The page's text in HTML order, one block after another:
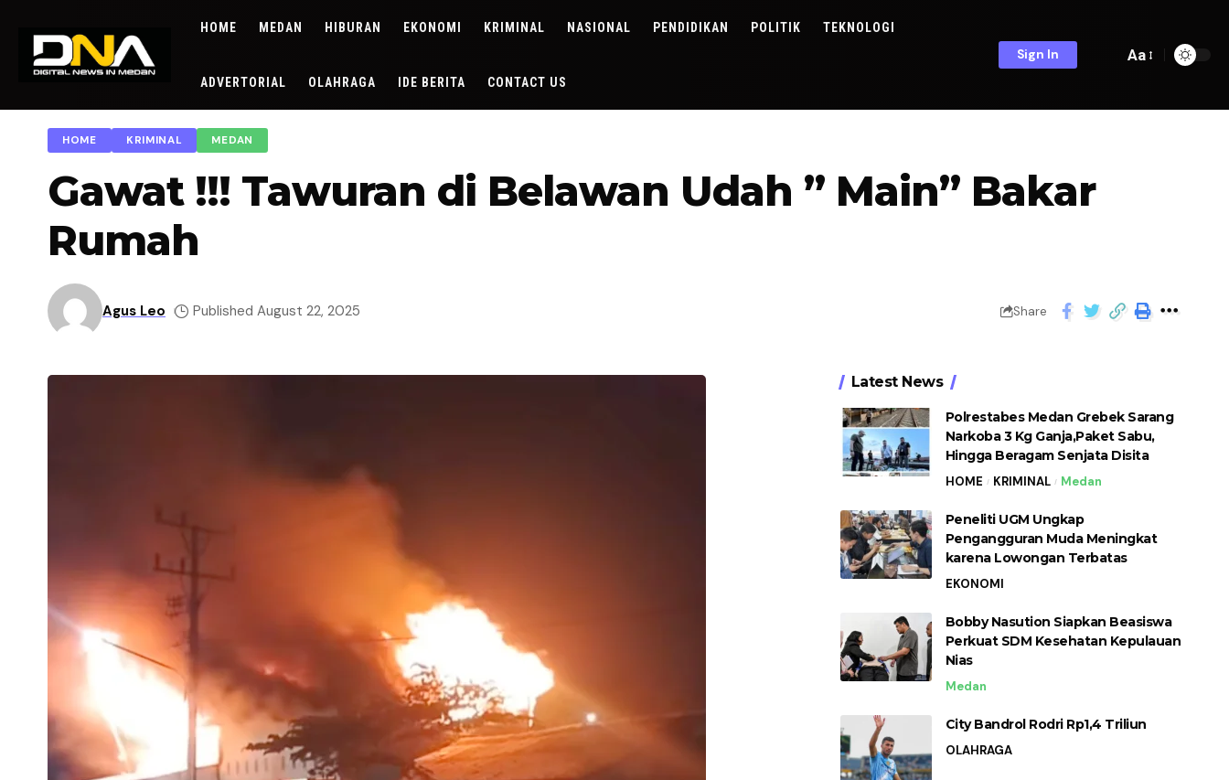
HOME MEDAN HIBURAN EKONOMI KRIMINAL NASIONAL PENDIDIKAN POLITIK TEKNOLOGI
ADVERTORIAL OLAHRAGA IDE BERITA CONTACT US
Sign In Aa
HOME KRIMINAL MEDAN
Gawat !!! Tawuran di Belawan Udah ” Main” Bakar
Rumah
Agus Leo Published August 22, 2025 Share
Latest News
Polrestabes Medan Grebek Sarang
Narkoba 3 Kg Ganja,Paket Sabu,
Hingga Beragam Senjata Disita
HOME KRIMINAL Medan
Peneliti UGM Ungkap
Pengangguran Muda Meningkat
karena Lowongan Terbatas
EKONOMI
Bobby Nasution Siapkan Beasiswa
Perkuat SDM Kesehatan Kepulauan
Nias
Medan
City Bandrol Rodri Rp1,4 Triliun
OLAHRAGA